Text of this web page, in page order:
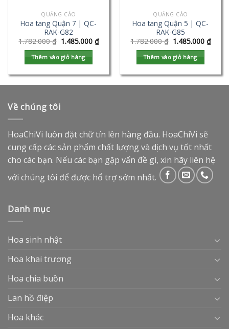
QUẢNG CÁO
Hoa tang Quận 7 | QC-
RAK-G82
1.782.000₫ 1.485.000 ₫
Thêm vào giỏ hàng
QUẢNG CÁO
Hoa tang Quận 5 | QC-
RAK-G85
1.782.000₫ 1.485.000 ₫
Thêm vào giỏ hàng
Về chúng tôi
HoaChiVi luôn đặt chữ tín lên hàng đầu. HoaChiVi sẽ
cung cấp các sản phẩm chất lượng và dịch vụ tốt nhất
cho các bạn. Nếu các bạn gặp vấn đề gì, xin hãy liên hệ
với chúng tôi để được hổ trợ sớm nhất.
Danh mục
Hoa sinh nhật
Hoa khai trương
Hoa chia buồn
Lan hồ điệp
Hoa khác